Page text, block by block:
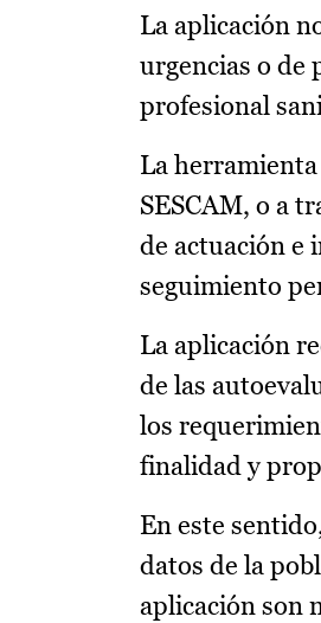
La aplicación
urgencias o de
profesional
La
SESCAM, o a
de actuación e
seguimiento
La aplicación
de las
los
finalidad y
En este
datos de la
aplicación son